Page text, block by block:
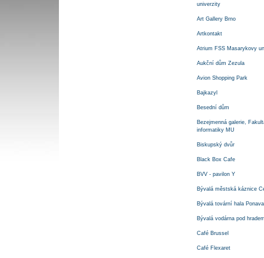
univerzity
Art Gallery Brno
Artkontakt
Atrium FSS Masarykovy
Aukční dům Zezula
Avion Shopping Park
Bajkazyl
Besední dům
Bezejmenná galerie,
informatiky MU
Biskupský dvůr
Black Box Cafe
BVV - pavilon Y
Bývalá městská káznice
Bývalá tovární hala Ponava
Bývalá vodárna pod
Café Brussel
Café Flexaret